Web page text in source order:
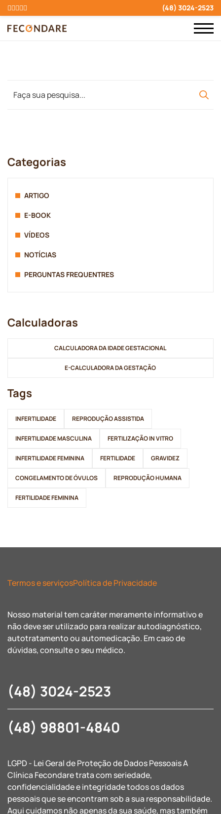
(48) 3024-2523
Categorias
ARTIGO
E-BOOK
VÍDEOS
NOTÍCIAS
PERGUNTAS FREQUENTRES
Tags
INFERTILIDADE REPRODUÇÃO ASSISTIDA
INFERTILIDADE MASCULINA FERTILIZAÇÃO IN VITRO
INFERTILIDADE FEMININA FERTILIDADE GRAVIDEZ
CONGELAMENTO DE ÓVULOS REPRODUÇÃO HUMANA
FERTILIDADE FEMININA
Calculadoras
CALCULADORA DA IDADE GESTACIONAL
E-CALCULADORA DA GESTAÇÃO
Termos e serviçosPolítica de Privacidade
Nosso material tem caráter meramente informativo e
não deve ser utilizado para realizar autodiagnóstico,
autotratamento ou automedicação. Em caso de
dúvidas, consulte o seu médico.
(48) 3024-2523
(48) 98801-4840
LGPD - Lei Geral de Proteção de Dados Pessoais A
Clínica Fecondare trata com seriedade,
confidencialidade e integridade todos os dados
pessoais que se encontram sob a sua responsabilidade.
Aqui cuidamos não apenas da sua saúde, mas também